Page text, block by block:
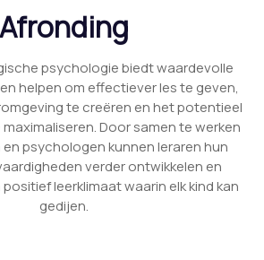
Afronding
psychologie biedt waardevolle
helpen om effectiever les te geven,
te creëren en het potentieel
Door samen te werken
psychologen kunnen leraren hun
verder ontwikkelen en
leerklimaat waarin elk kind kan
gedijen.